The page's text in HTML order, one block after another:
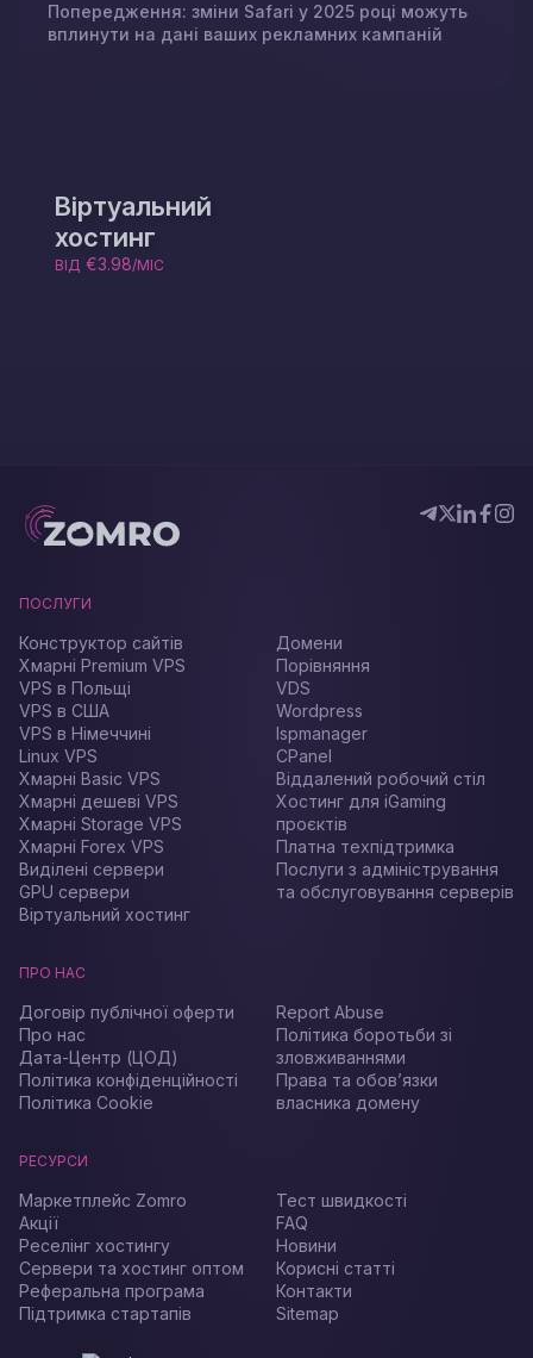
Попередження: зміни Safari у 2025 році можуть
вплинути на дані ваших рекламних кампаній
Віртуальний
хостинг
ВІД €3.98/МІС
ПОСЛУГИ
Конструктор сайтів
Хмарні Premium VPS
VPS в Польщі
VPS в США
VPS в Німеччині
Linux VPS
Хмарні Basic VPS
Хмарні дешеві VPS
Хмарні Storage VPS
Хмарні Forex VPS
Виділені сервери
GPU сервери
Віртуальний хостинг
Домени
Порівняння
VDS
Wordpress
Ispmanager
CPanel
Віддалений робочий стіл
Хостинг для iGaming
проєктів
Платна техпідтримка
Послуги з адміністрування
та обслуговування серверів
ПРО НАС
Договір публічної оферти
Про нас
Дата-Центр (ЦОД)
Політика конфіденційності
Політика Cookie
Report Abuse
Політика боротьби зі
зловживаннями
Права та обов’язки
власника домену
РЕСУРСИ
Маркетплейс Zomro
Акції
Реселінг хостингу
Сервери та хостинг оптом
Реферальна програма
Підтримка стартапів
Тест швидкості
FAQ
Новини
Корисні статті
Контакти
Sitemap